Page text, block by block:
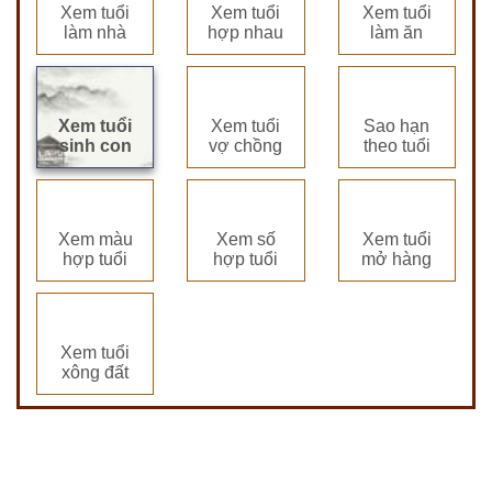
Xem tuổi
làm nhà
Xem tuổi
hợp nhau
Xem tuổi
làm ăn
Xem tuổi
sinh con
Xem tuổi
vợ chồng
Sao hạn
theo tuổi
Xem màu
hợp tuổi
Xem số
hợp tuổi
Xem tuổi
mở hàng
Xem tuổi
xông đất